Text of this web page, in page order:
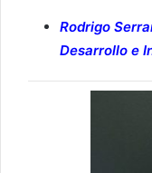
Rodrigo
Desarrollo e